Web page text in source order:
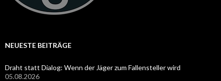
NEUESTE BEITRÄGE
Draht statt Dialog: Wenn der Jäger zum Fallensteller wird
05.08.2026